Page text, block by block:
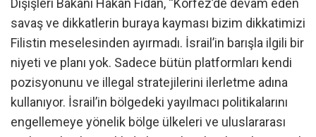
Dışişleri Bakanı Hakan Fidan, “Körfez’de devam eden
savaş ve dikkatlerin buraya kayması bizim dikkatimizi
Filistin meselesinden ayırmadı. İsrail’in barışla ilgili bir
niyeti ve planı yok. Sadece bütün platformları kendi
pozisyonunu ve illegal stratejilerini ilerletme adına
kullanıyor. İsrail’in bölgedeki yayılmacı politikalarını
engellemeye yönelik bölge ülkeleri ve uluslararası